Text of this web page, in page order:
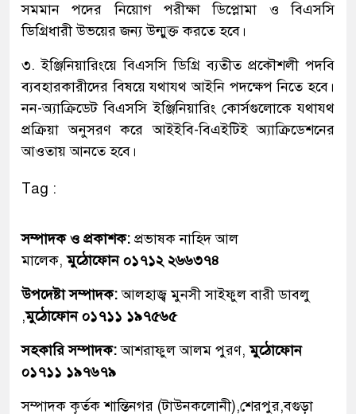
সমমান পদের নিয়োগ পরীক্ষা ডিপ্লোমা ও বিএসসি
ডিগ্রিধারী উভয়ের জন্য উন্মুক্ত করতে হবে।
৩. ইঞ্জিনিয়ারিংয়ে বিএসসি ডিগ্রি ব্যতীত প্রকৌশলী পদবি
ব্যবহারকারীদের বিষয়ে যথাযথ আইনি পদক্ষেপ নিতে হবে।
নন-অ্যাক্রিডেট বিএসসি ইঞ্জিনিয়ারিং কোর্সগুলোকে যথাযথ
প্রক্রিয়া অনুসরণ করে আইইবি-বিএইটিই অ্যাক্রিডেশনের
আওতায় আনতে হবে।
Tag :
সম্পাদক ও প্রকাশক: প্রভাষক নাহিদ আল
মালেক,মুঠোফোন ০১৭১২ ২৬৬৩৭৪
উপদেষ্টা সম্পাদক:আলহাজ্ব মুনসী সাইফুল বারী ডাবলু
,মুঠোফোন ০১৭১১ ১৯৭৫৬৫
সহকারি সম্পাদক:আশরাফুল আলম পুরণ,মুঠোফোন
০১৭১১ ১৯৭৬৭৯
সম্পাদক কৃর্তক শান্তিনগর (টাউনকলোনী),শেরপুর,বগুড়া